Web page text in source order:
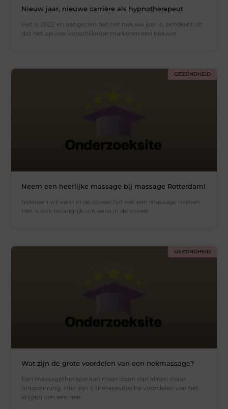
Nieuw jaar, nieuwe carrière als hypnotherapeut
Het is 2022 en aangezien het het nieuwe jaar is, betekent dit
dat het op veel verschillende manieren een nieuwe
GEZONDHEID
Neem een heerlijke massage bij massage Rotterdam!
Iedereen wil eens in de zoveel tijd wel een massage nemen.
Het is ook belangrijk om eens in de zoveel
GEZONDHEID
Wat zijn de grote voordelen van een nekmassage?
Een massagetherapie kan meer doen dan alleen maar
ontspanning. Hier zijn 4 therapeutische voordelen van het
krijgen van een nek-